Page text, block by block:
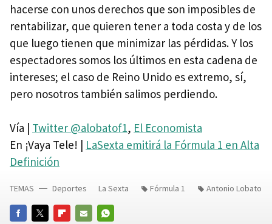
hacerse con unos derechos que son imposibles de
rentabilizar, que quieren tener a toda costa y de los
que luego tienen que minimizar las pérdidas. Y los
espectadores somos los últimos en esta cadena de
intereses; el caso de Reino Unido es extremo, sí,
pero nosotros también salimos perdiendo.
Vía | Twitter @alobatof1, El Economista
En ¡Vaya Tele! | LaSexta emitirá la Fórmula 1 en Alta
Definición
TEMAS Deportes La Sexta Fórmula 1 Antonio Lobato